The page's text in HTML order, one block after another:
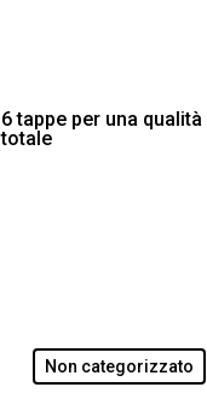
6 tappe per una qualità
totale
Non categorizzato